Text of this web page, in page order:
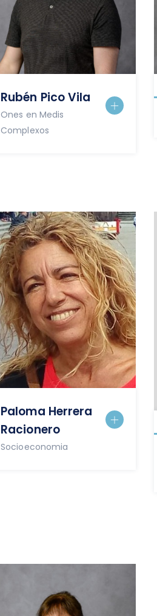
Rubén Pico Vila
Ones en Medis
Complexos
Paloma Herrera
Racionero
Socioeconomia